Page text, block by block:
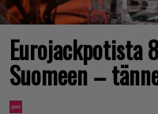
Eurojackpotista
Suomeen –